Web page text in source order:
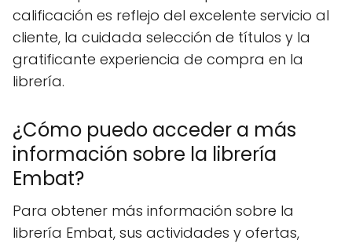
calificación es reflejo del excelente servicio al
cliente, la cuidada selección de títulos y la
gratificante experiencia de compra en la
librería.
¿Cómo puedo acceder a más
información sobre la librería
Embat?
Para obtener más información sobre la
librería Embat, sus actividades y ofertas,